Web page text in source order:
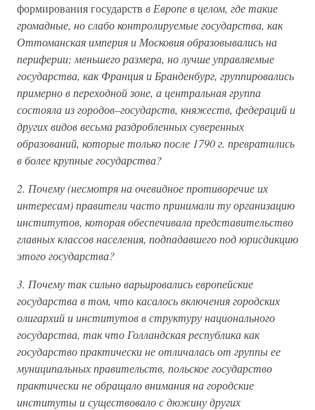
формирования государств в Европе в целом, где такие
громадные, но слабо контролируемые государства, как
Оттоманская империя и Московия образовывались на
периферии; меньшего размера, но лучше управляемые
государства, как Франция и Бранденбург, группировались
примерно в переходной зоне, а центральная группа
состояла из городов–государств, княжеств, федераций и
других видов весьма раздробленных суверенных
образований, которые только после 1790 г. превратились
в более крупные государства?
2. Почему (несмотря на очевидное противоречие их
интересам) правители часто принимали ту организацию
институтов, которая обеспечивала представительство
главных классов населения, подпадавшего под юрисдикцию
этого государства?
3. Почему так сильно варьировались европейские
государства в том, что касалось включения городских
олигархий и институтов в структуру национального
государства, так что Голландская республика как
государство практически не отличалась от группы ее
муниципальных правительств, польское государство
практически не обращало внимания на городские
институты и существовало с дюжину других